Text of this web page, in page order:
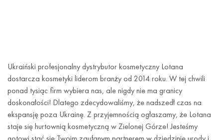
Ukraiński profesjonalny dystrybutor kosmetyczny Lotana
dostarcza kosmetyki liderom branży od 2014 roku. W tej chwili
ponad tysiąc firm wybiera nas, ale nigdy nie ma granicy
doskonałości! Dlatego zdecydowaliśmy, że nadszedł czas na
ekspansję poza Ukrainę. Z przyjemnością ogłaszamy, że Lotana
staje się hurtownią kosmetyczną w Zielonej Górze! Jesteśmy